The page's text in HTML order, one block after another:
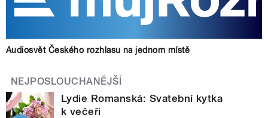
Audiosvět Českého rozhlasu na jednom místě
NEJPOSLOUCHANĚJŠÍ
Lydie Romanská: Svatební kytka
k večeři